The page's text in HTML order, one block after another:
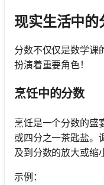
现实生活中的
分数不仅仅是数学
扮演着重要角色！
烹饪中的分数
烹饪是一个分数的盛
或四分之一茶匙盐。
及到分数的放大或缩
示例：